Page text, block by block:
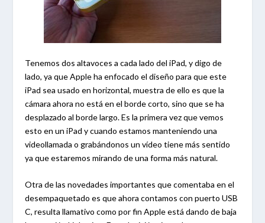
Tenemos dos altavoces a cada lado del iPad, y digo de
lado, ya que Apple ha enfocado el diseño para que este
iPad sea usado en horizontal, muestra de ello es que la
cámara ahora no está en el borde corto, sino que se ha
desplazado al borde largo. Es la primera vez que vemos
esto en un iPad y cuando estamos manteniendo una
videollamada o grabándonos un vídeo tiene más sentido
ya que estaremos mirando de una forma más natural.
Otra de las novedades importantes que comentaba en el
desempaquetado es que ahora contamos con puerto USB
C, resulta llamativo como por fin Apple está dando de baja